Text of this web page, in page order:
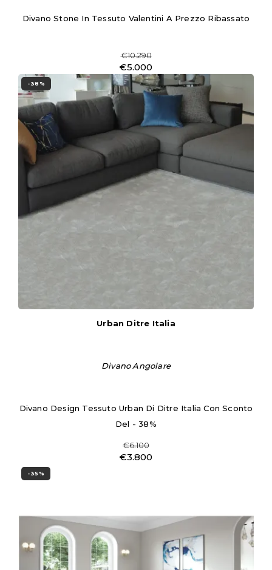
Divano Stone In Tessuto Valentini A Prezzo Ribassato
€10.290
€5.000
-38%
Urban Ditre Italia
Divano Angolare
Divano Design Tessuto Urban Di Ditre Italia Con Sconto
Del - 38%
€6.100
€3.800
-35%